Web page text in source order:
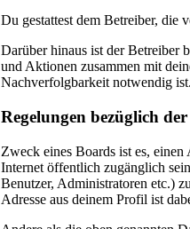
Du gestattest dem Betreiber, die
Darüber hinaus ist der Betreiber
und Aktionen zusammen mit
Nachverfolgbarkeit notwendig ist.
Regelungen bezüglich
Zweck eines Boards ist es,
Internet öffentlich zugänglich
Benutzer, Administratoren etc.)
Adresse aus deinem Profil ist